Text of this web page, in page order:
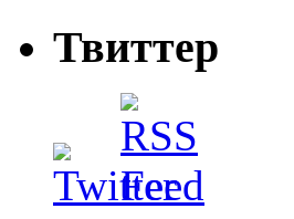
Твиттер